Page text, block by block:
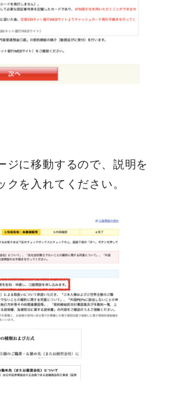
ジに移動するので、説明を
を入れてください。